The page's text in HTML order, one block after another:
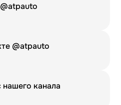
@atpauto
канала